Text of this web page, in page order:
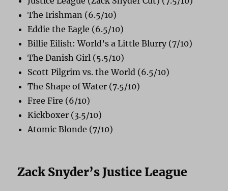
The Irishman (6.5/10)
Eddie the Eagle (6.5/10)
Billie Eilish: World’s a Little Blurry (7/10)
The Danish Girl (5.5/10)
Scott Pilgrim vs. the World (6.5/10)
The Shape of Water (7.5/10)
Free Fire (6/10)
Kickboxer (3.5/10)
Atomic Blonde (7/10)
Zack Snyder’s Justice League